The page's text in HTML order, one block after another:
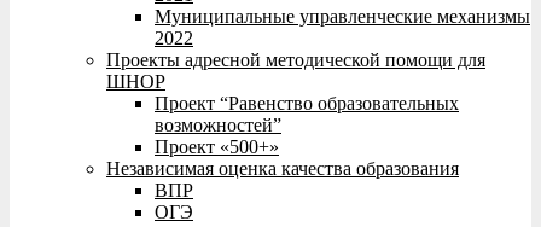
Муниципальные управленческие механизмы
2022
Проекты адресной методической помощи для
ШНОР
Проект “Равенство образовательных
возможностей”
Проект «500+»
Независимая оценка качества образования
ВПР
ОГЭ